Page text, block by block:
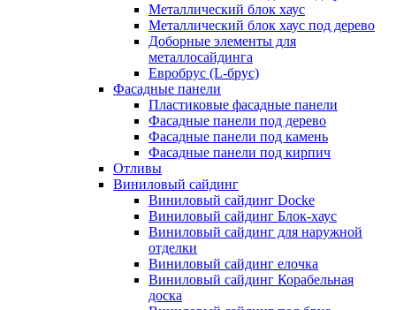
Металлический блок хаус
Металлический блок хаус под дерево
Доборные элементы для
металлосайдинга
Евробрус (L-брус)
Фасадные панели
Пластиковые фасадные панели
Фасадные панели под дерево
Фасадные панели под камень
Фасадные панели под кирпич
Отливы
Виниловый сайдинг
Виниловый сайдинг Docke
Виниловый сайдинг Блок-хаус
Виниловый сайдинг для наружной
отделки
Виниловый сайдинг елочка
Виниловый сайдинг Корабельная
доска